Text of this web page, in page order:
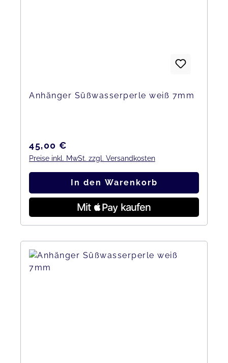
Anhänger Süßwasserperle weiß 7mm
Regulärer Preis:
45,00 €
Preise inkl. MwSt. zzgl. Versandkosten
In den Warenkorb